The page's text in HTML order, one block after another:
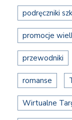
podręczniki
promocje
przewodniki
romanse
Wirtualne